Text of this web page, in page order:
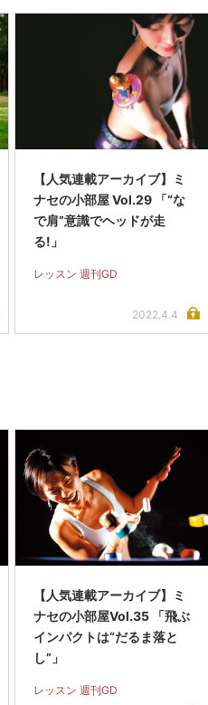
【人気連載アーカイブ】ミ
ナセの小部屋 Vol.29 「“な
で肩”意識でヘッドが走
る!」
レッスン 週刊GD
2022.4.4
【人気連載アーカイブ】ミ
ナセの小部屋Vol.35 「飛ぶ
インパクトは“だるま落と
し”」
レッスン 週刊GD